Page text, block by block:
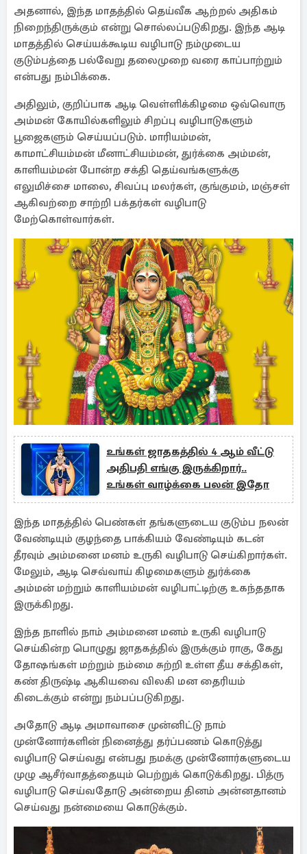
அதனால், இந்த மாதத்தில் தெய்வீக ஆற்றல் அதிகம்
நிறைந்திருக்கும் என்று சொல்லப்படுகிறது. இந்த ஆடி
மாதத்தில் செய்யக்கூடிய வழிபாடு நம்முடைய
குடும்பத்தை பல்வேறு தலைமுறை வரை காப்பாற்றும்
என்பது நம்பிக்கை.
அதிலும், குறிப்பாக ஆடி வெள்ளிக்கிழமை ஒவ்வொரு
அம்மன் கோயில்களிலும் சிறப்பு வழிபாடுகளும்
பூஜைகளும் செய்யப்படும். மாரியம்மன்,
காமாட்சியம்மன் மீனாட்சியம்மன், துர்க்கை அம்மன்,
காளியம்மன் போன்ற சக்தி தெய்வங்களுக்கு
எலுமிச்சை மாலை, சிவப்பு மலர்கள், குங்குமம், மஞ்சள்
ஆகிவற்றை சாற்றி பக்தர்கள் வழிபாடு
மேற்கொள்வார்கள்.
உங்கள் ஜாதகத்தில் 4 ஆம் வீட்டு
அதிபதி எங்கு இருக்கிறார்..
உங்கள் வாழ்க்கை பலன் இதோ
இந்த மாதத்தில் பெண்கள் தங்களுடைய குடும்ப நலன்
வேண்டியும் குழந்தை பாக்கியம் வேண்டியும் கடன்
தீரவும் அம்மனை மனம் உருகி வழிபாடு செய்கிறார்கள்.
மேலும், ஆடி செவ்வாய் கிழமைகளும் துர்க்கை
அம்மன் மற்றும் காளியம்மன் வழிபாட்டிற்கு உகந்ததாக
இருக்கிறது.
இந்த நாளில் நாம் அம்மனை மனம் உருகி வழிபாடு
செய்கின்ற பொழுது ஜாதகத்தில் இருக்கும் ராகு, கேது
தோஷங்கள் மற்றும் நம்மை சுற்றி உள்ள தீய சக்திகள்,
கண் திருஷ்டி ஆகியவை விலகி மன தைரியம்
கிடைக்கும் என்று நம்பப்படுகிறது.
அதோடு ஆடி அமாவாசை முன்னிட்டு நாம்
முன்னோர்களின் நினைத்து தர்ப்பணம் கொடுத்து
வழிபாடு செய்வது என்பது நமக்கு முன்னோர்களுடைய
முழு ஆசீர்வாதத்தையும் பெற்றுக் கொடுக்கிறது. பித்ரு
வழிபாடு செய்வதோடு அன்றைய தினம் அன்னதானம்
செய்வது நன்மையை கொடுக்கும்.